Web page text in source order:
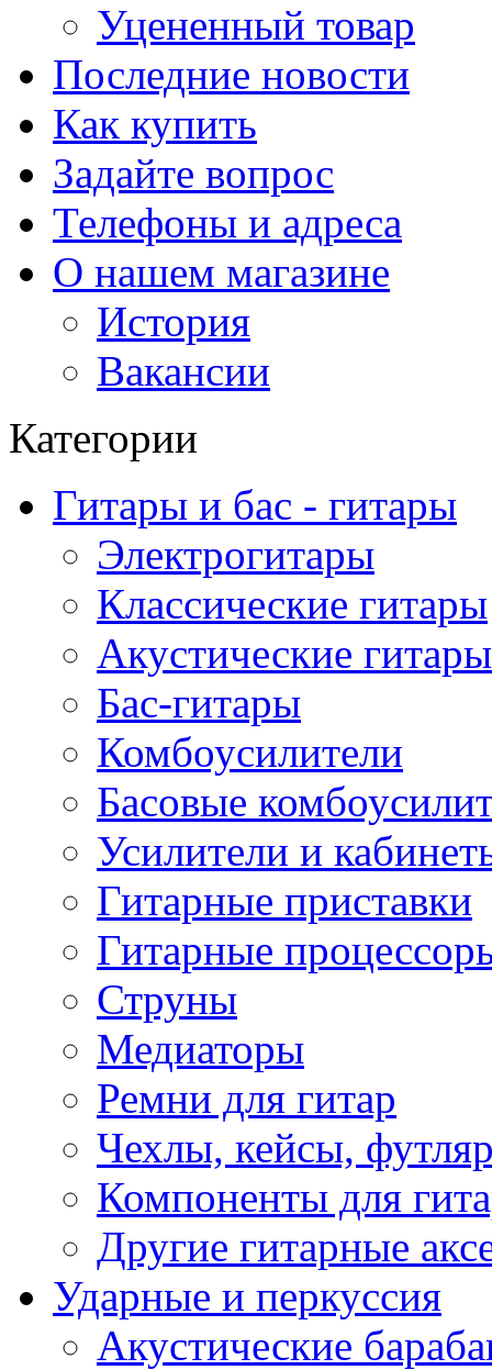
Уцененный товар
Последние новости
Как купить
Задайте вопрос
Телефоны и адреса
О нашем магазине
История
Вакансии
Категории
Гитары и бас - гитары
Электрогитары
Классические гитары
Акустические гитары
Бас-гитары
Комбоусилители
Басовые
Усилители и
Гитарные приставки
Гитарные
Струны
Медиаторы
Ремни для гитар
Чехлы, кейсы,
Компоненты для
Другие гитарные
Ударные и перкуссия
Акустические